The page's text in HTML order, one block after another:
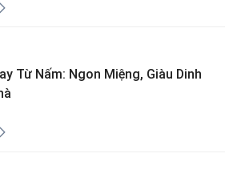
Từ Nấm: Ngon Miệng, Giàu Dinh